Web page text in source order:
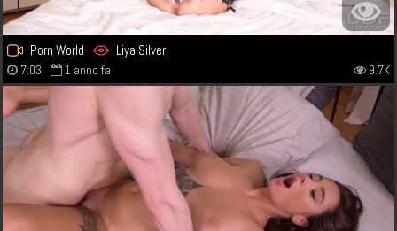
Porn World Liya Silver
7:03 1 anno fa 9.7K